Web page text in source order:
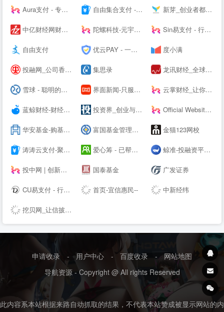
Aura支付 - 专业支付技术服务商 - 支付接口-三方支付接口-四方支付接口！ 自由集合支付 - 行业领先的免签约支付平台 新芽_创业者都关注的资本聚集地
中亿财经网财经门户 陀螺科技-元宇宙数字产业服务平台 Sin易支付 - 行业领先的免签约支付平台
自由支付 优云PAY - 一个专业的码支付平台 度小满
投融网_公司香港上市_港股IPO_赴港上市_企业项目投融资服务平台 集思录 龙讯财经_全球大宗商品_黄金_原油_外汇_股市资讯平台
雪球 - 聪明的投资者都在这里 界面新闻-只服务于独立思考的人群-Jiemian.com 云掌财经_让你更懂投资
蓝鲸财经-财经信息服务平台 投资界_创业与投资资讯平台 Official Website | Home | World-renowned digital asset management tool, supporting Bitcoin, Ethereum, EOS, Co--os, and other blockchains.
华安基金-购基费率0.1折起|金牛基金公司 富国基金管理有限公司 金猫123网校
涛涛云支付-聚合易支付 - 行业领先的免签约支付平台 爱心筹 - 已帮近60万大病家庭筹到救命钱-筹款多，到账快！ 鲸准-投融资平台，极速融资，帮助创业者寻找天使投资人
投中网 | 创新经济的智识、洞见和未来 国泰基金 广发证券
CU易支付 - 行业领先的免签约支付平台 首页-宜信惠民-- 中新经纬
挖贝网_让信披更及时
申请收录 - 用户中心 - 百度收录 -
网站地图
导航资源 - Copyright @ All rights Reserved
此内容系本站根据来路自动抓取的结果，不代表本站赞成被显示网站的内